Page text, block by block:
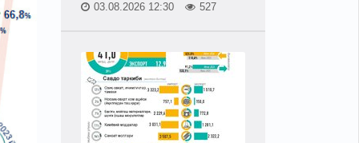
03.08.2026 12:30 527